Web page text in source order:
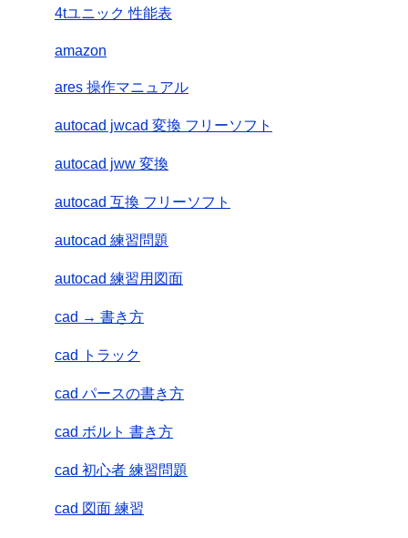
4tユニック 性能表
amazon
ares 操作マニュアル
autocad jwcad 変換 フリーソフト
autocad jww 変換
autocad 互換 フリーソフト
autocad 練習問題
autocad 練習用図面
cad → 書き方
cad トラック
cad パースの書き方
cad ボルト 書き方
cad 初心者 練習問題
cad 図面 練習